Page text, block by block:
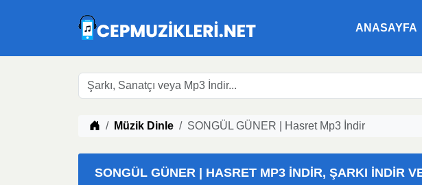
ANASAYFA
Müzik indir
Müzik Dinle SONGÜL GÜNER | Hasret Mp3 İndir
SONGÜL GÜNER | HASRET MP3 İNDIR, ŞARKI İNDIR